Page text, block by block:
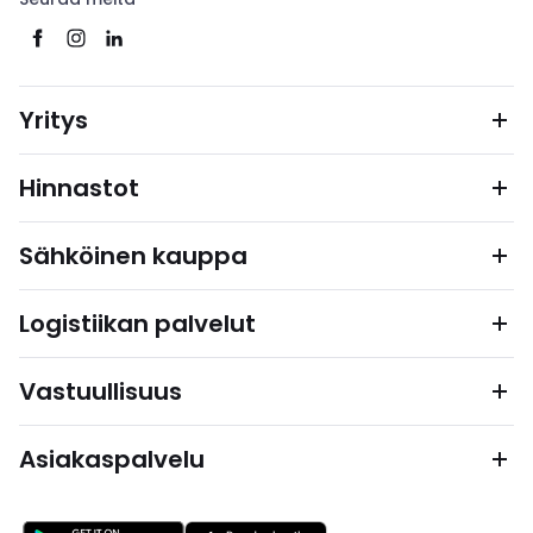
Yritys
Hinnastot
Sähköinen kauppa
Logistiikan palvelut
Vastuullisuus
Asiakaspalvelu